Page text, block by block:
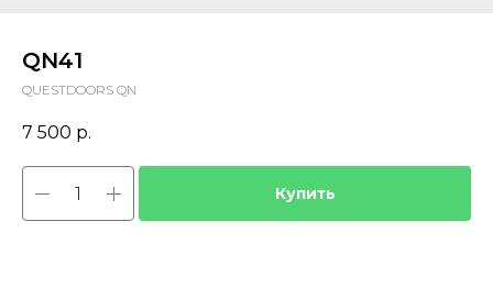
QN41
QUESTDOORS QN
7 500 р.
Купить